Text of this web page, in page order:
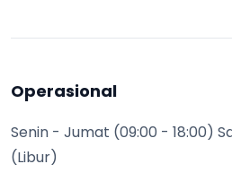
Operasional
Senin - Jumat (09:00 - 18:00)
(Libur)